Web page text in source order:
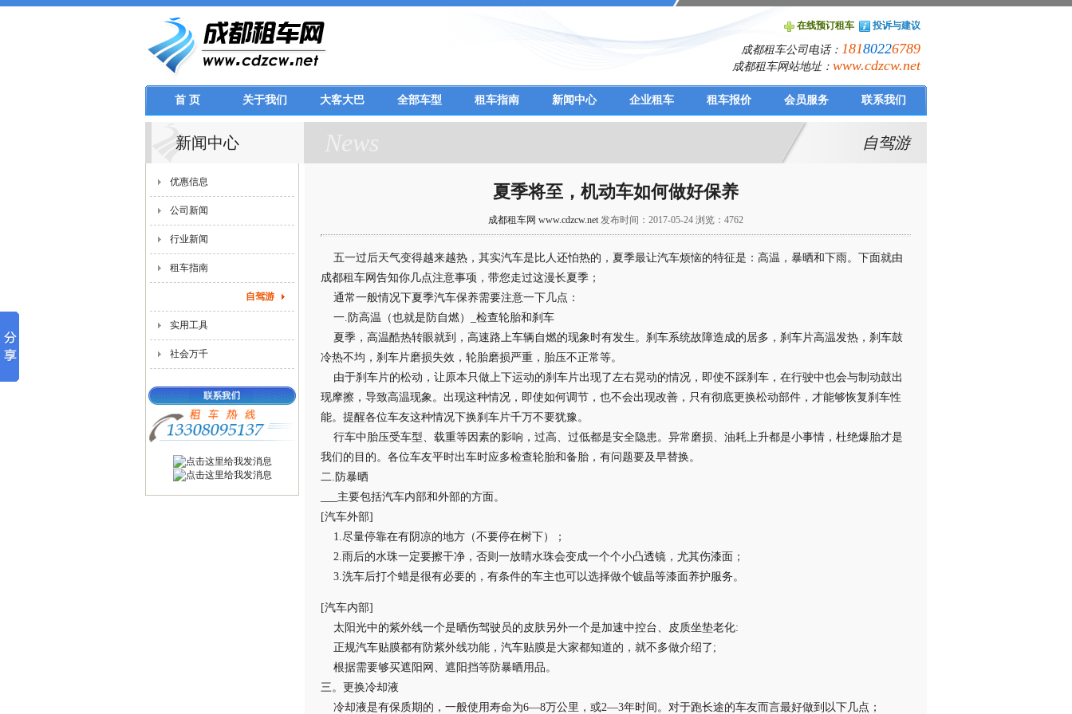
在线预订租车 投诉与建议
成都租车公司电话： 18180226789
成都租车网站地址： www.cdzcw.net
首 页 关于我们 大客大巴 全部车型 租车指南 新闻中心 企业租车 租车报价 会员服务 联系我们
新闻中心
优惠信息
公司新闻
行业新闻
租车指南
自驾游
实用工具
社会万千
自驾游
夏季将至，机动车如何做好保养
成都租车网 www.cdzcw.net发布时间：2017-05-24 浏览：4762
五一过后天气变得越来越热，其实汽车是比人还怕热的，夏季最让汽车烦恼的特征是：高温，暴晒和下雨。下面就由
成都租车网告知你几点注意事项，带您走过这漫长夏季；
通常一般情况下夏季汽车保养需要注意一下几点：
一.防高温（也就是防自燃）_检查轮胎和刹车
夏季，高温酷热转眼就到，高速路上车辆自燃的现象时有发生。刹车系统故障造成的居多，刹车片高温发热，刹车鼓
冷热不均，刹车片磨损失效，轮胎磨损严重，胎压不正常等。
由于刹车片的松动，让原本只做上下运动的刹车片出现了左右晃动的情况，即使不踩刹车，在行驶中也会与制动鼓出
现摩擦，导致高温现象。出现这种情况，即使如何调节，也不会出现改善，只有彻底更换松动部件，才能够恢复刹车性
能。提醒各位车友这种情况下换刹车片千万不要犹豫。
行车中胎压受车型、载重等因素的影响，过高、过低都是安全隐患。异常磨损、油耗上升都是小事情，杜绝爆胎才是
我们的目的。各位车友平时出车时应多检查轮胎和备胎，有问题要及早替换。
二.防暴晒
___主要包括汽车内部和外部的方面。
[汽车外部]
1.尽量停靠在有阴凉的地方（不要停在树下）；
2.雨后的水珠一定要擦干净，否则一放晴水珠会变成一个个小凸透镜，尤其伤漆面；
3.洗车后打个蜡是很有必要的，有条件的车主也可以选择做个镀晶等漆面养护服务。
[汽车内部]
太阳光中的紫外线一个是晒伤驾驶员的皮肤另外一个是加速中控台、皮质坐垫老化:
正规汽车贴膜都有防紫外线功能，汽车贴膜是大家都知道的，就不多做介绍了;
根据需要够买遮阳网、遮阳挡等防暴晒用品。
三。更换冷却液
冷却液是有保质期的，一般使用寿命为6—8万公里，或2—3年时间。对于跑长途的车友而言最好做到以下几点；